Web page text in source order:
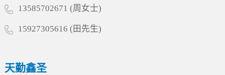
一流、国际知名的综合服务平台，为...
13585702671 (周女士)
15927305616 (田先生)
天勤鑫圣